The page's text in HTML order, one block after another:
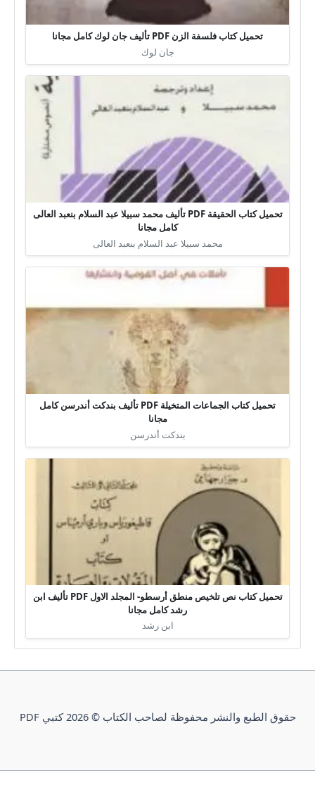
تحميل كتاب فلسفة الزن PDF تأليف جان لوك كامل مجانا
جان لوك
تحميل كتاب الحقيقة PDF تأليف محمد سبيلا عبد السلام بنعبد العالى
كامل مجانا
محمد سبيلا عبد السلام بنعبد العالى
تحميل كتاب الجماعات المتخيلة PDF تأليف بندكت أندرسن كامل
مجانا
بندكت أندرسن
تحميل كتاب نص تلخيص منطق أرسطو- المجلد الاول PDF تأليف ابن
رشد كامل مجانا
ابن رشد
حقوق الطبع والنشر محفوظة لصاحب الكتاب © 2026 كتبي PDF